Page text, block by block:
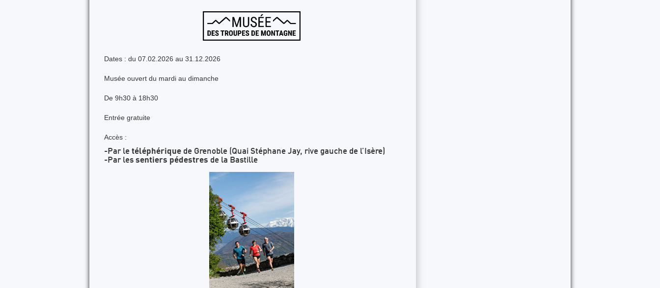
Dates : du 07.02.2026 au 31.12.2026
Musée ouvert du mardi au dimanche
De 9h30 à 18h30
Entrée gratuite
Accès :
-Par le téléphérique de Grenoble (Quai Stéphane Jay, rive gauche de l’Isère)
-Par les sentiers pédestres de la Bastille